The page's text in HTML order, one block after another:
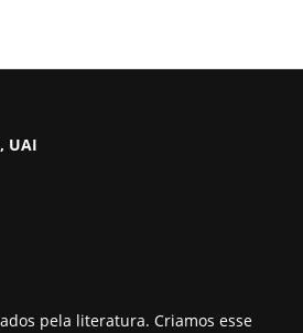
UAI
pela literatura. Criamos esse